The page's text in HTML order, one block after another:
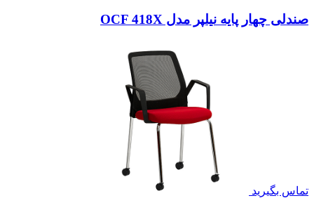
صندلی چهار پایه نیلپر مدل OCF 418X
تماس بگیرید